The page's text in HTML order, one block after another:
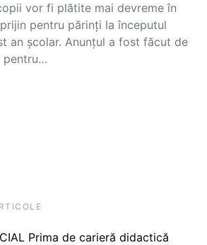
vor fi plătite mai devreme în
pentru părinți la începutul
an școlar. Anunțul a fost făcut de
pentru…
Prima de carieră didactică